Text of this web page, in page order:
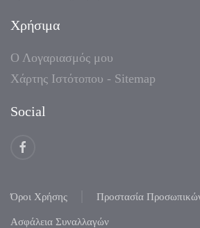
Χρήσιμα
Ο Λογαριασμός μου
Χάρτης Ιστότοπου - Sitemap
Social
Όροι Χρήσης Προστασία
Ασφάλεια Συναλλαγών